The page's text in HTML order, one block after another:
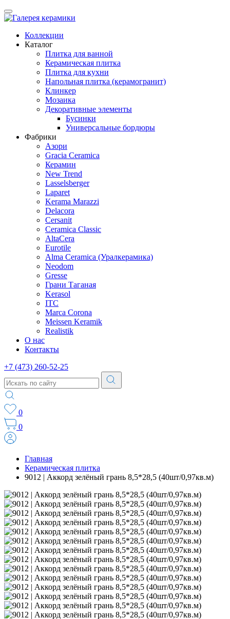
Коллекции
Каталог
Плитка для ванной
Керамическая плитка
Плитка для кухни
Напольная плитка (керамогранит)
Клинкер
Мозаика
Декоративные элементы
Бусинки
Универсальные бордюры
Фабрики
Азори
Gracia Ceramica
Керамин
New Trend
Lasselsberger
Laparet
Kerama Marazzi
Delacora
Cersanit
Ceramica Classic
AltaCera
Eurotile
Alma Ceramica (Уралкерамика)
Neodom
Gresse
Грани Таганая
Kerasol
ITC
Marca Corona
Meissen Keramik
Realistik
О нас
Контакты
+7 (473) 260-52-25
0
0
Главная
Керамическая плитка
9012 | Аккорд зелёный грань 8,5*28,5 (40шт/0,97кв.м)